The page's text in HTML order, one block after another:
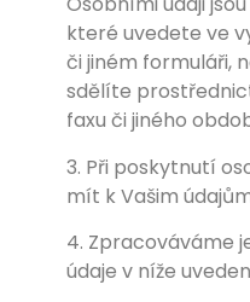
které uvedete ve
či jiném formuláři,
sdělíte
faxu či jiného
3. Při poskytnutí
mít k Vašim
4. Zpracováváme
údaje v níže